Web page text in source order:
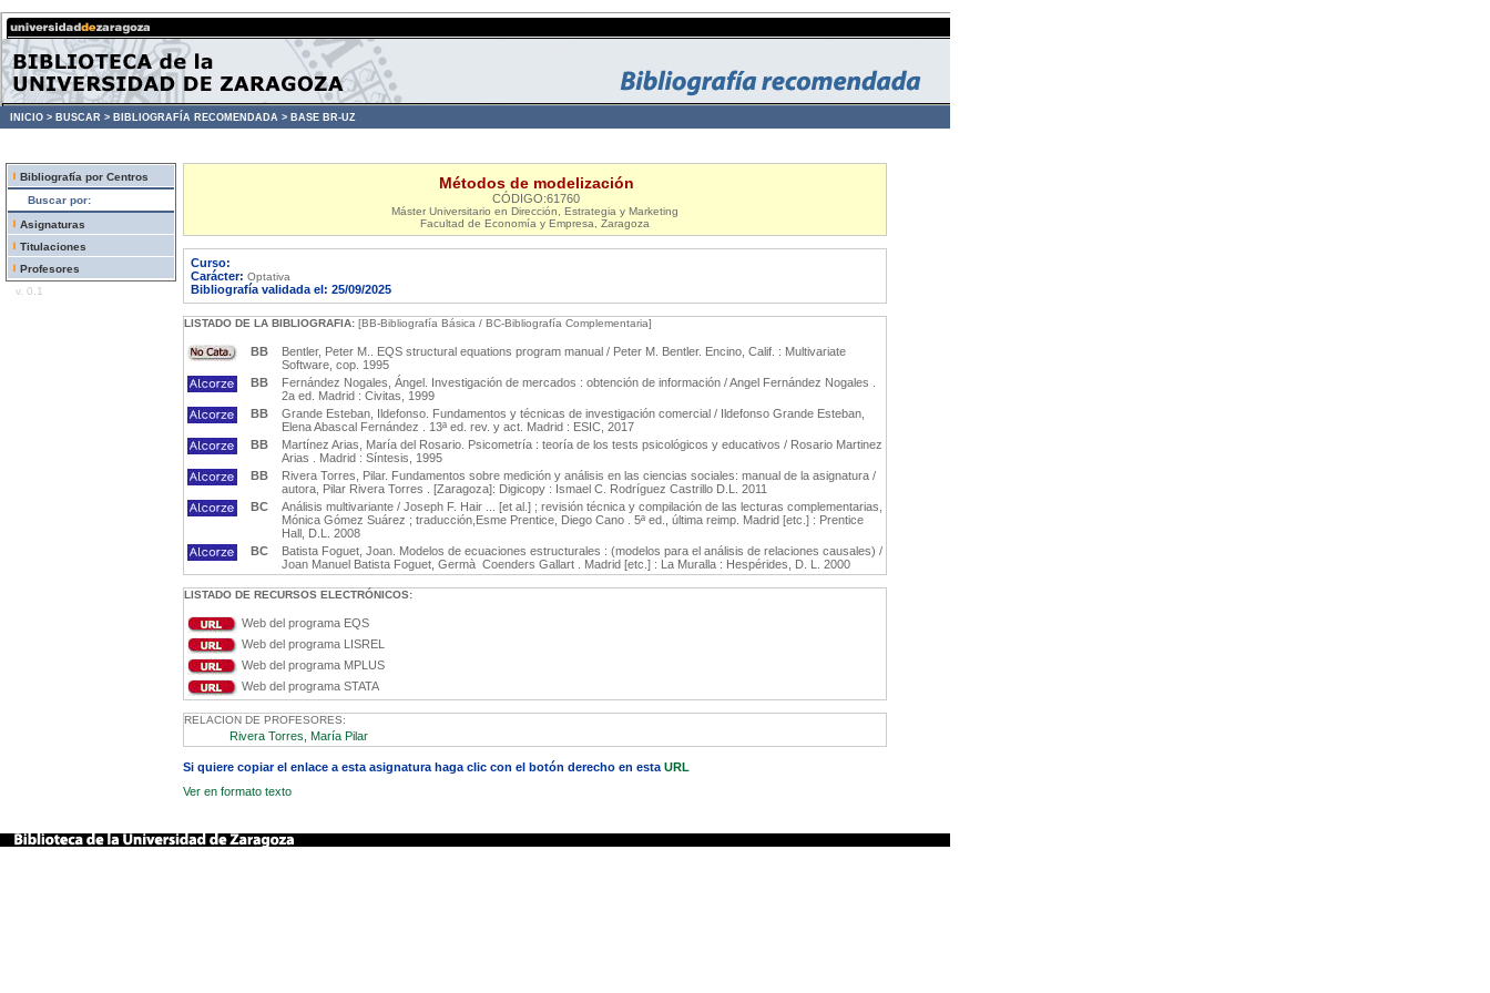
INICIO > BUSCAR > BIBLIOGRAFÍA RECOMENDADA > BASE BR-UZ
Bibliografía por Centros
Buscar por:
Asignaturas
Titulaciones
Profesores
v. 0.1
Métodos de modelización
CÓDIGO:61760
Máster Universitario en Dirección, Estrategia y Marketing
Facultad de Economía y Empresa, Zaragoza
Curso:
Carácter: Optativa
Bibliografía validada el: 25/09/2025
LISTADO DE LA BIBLIOGRAFIA: [BB-Bibliografía Básica / BC-Bibliografía Complementaria]
BB
Bentler, Peter M.. EQS structural equations program manual / Peter M. Bentler. Encino, Calif. : Multivariate
Software, cop. 1995
BB
Fernández Nogales, Ángel. Investigación de mercados : obtención de información / Angel Fernández Nogales .
2a ed. Madrid : Civitas, 1999
BB
Grande Esteban, Ildefonso. Fundamentos y técnicas de investigación comercial / Ildefonso Grande Esteban,
Elena Abascal Fernández . 13ª ed. rev. y act. Madrid : ESIC, 2017
BB
Martínez Arias, María del Rosario. Psicometría : teoría de los tests psicológicos y educativos / Rosario Martinez
Arias . Madrid : Síntesis, 1995
BB
Rivera Torres, Pilar. Fundamentos sobre medición y análisis en las ciencias sociales: manual de la asignatura /
autora, Pilar Rivera Torres . [Zaragoza]: Digicopy : Ismael C. Rodríguez Castrillo D.L. 2011
BC
Análisis multivariante / Joseph F. Hair ... [et al.] ; revisión técnica y compilación de las lecturas complementarias,
Mónica Gómez Suárez ; traducción,Esme Prentice, Diego Cano . 5ª ed., última reimp. Madrid [etc.] : Prentice
Hall, D.L. 2008
BC
Batista Foguet, Joan. Modelos de ecuaciones estructurales : (modelos para el análisis de relaciones causales) /
Joan Manuel Batista Foguet, Germà Coenders Gallart . Madrid [etc.] : La Muralla : Hespérides, D. L. 2000
LISTADO DE RECURSOS ELECTRÓNICOS:
Web del programa EQS
Web del programa LISREL
Web del programa MPLUS
Web del programa STATA
RELACION DE PROFESORES:
Rivera Torres, María Pilar
Si quiere copiar el enlace a esta asignatura haga clic con el botón derecho en esta URL
Ver en formato texto